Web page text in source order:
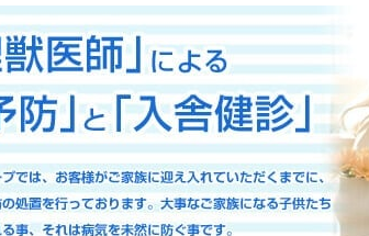
New Family Fes 開催！！】長野県 ワンラブ アリオ
で｜ワンラブグループ
野のみなさま！！お世話になっております!ワンラブです(^^)/暑い
注意しましょう！！ワンラブでもHOTなイベントが開催されてい
ショップ ワンラブ アリオ上田店にて、ペットイベントを開催さ
の想いを込めて、ペット用品などわんだふるプライスにてご購入
中(^^)/厳選されたかわいい子犬子猫が大集合！！愛らしい子犬子
りますよ～ 気になった子はぜひ抱っこしてあげてくださいね(^_-
、ワンラブで間違いなくお迎えしやすく、大チャンスですよ～この